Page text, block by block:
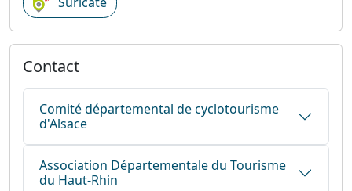
Contact
Comité départemental de cyclotourisme
d'Alsace
Association Départementale du Tourisme
du Haut-Rhin